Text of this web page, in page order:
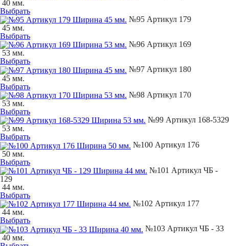
40 мм.
Выбрать
№95 Артикул 179
45 мм.
Выбрать
№96 Артикул 169
53 мм.
Выбрать
№97 Артикул 180
45 мм.
Выбрать
№98 Артикул 170
53 мм.
Выбрать
№99 Артикул 168-5329
53 мм.
Выбрать
№100 Артикул 176
50 мм.
Выбрать
№101 Артикул ЧБ -
129
44 мм.
Выбрать
№102 Артикул 177
44 мм.
Выбрать
№103 Артикул ЧБ - 33
40 мм.